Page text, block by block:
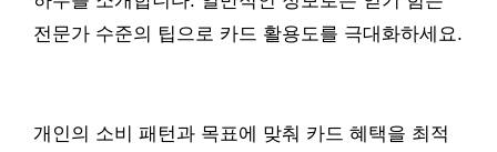
전문가 수준의 팁으로 카드 활용도를 극대화하세요.
개인의 소비 패턴과 목표에 맞춰 카드 혜택을 최적